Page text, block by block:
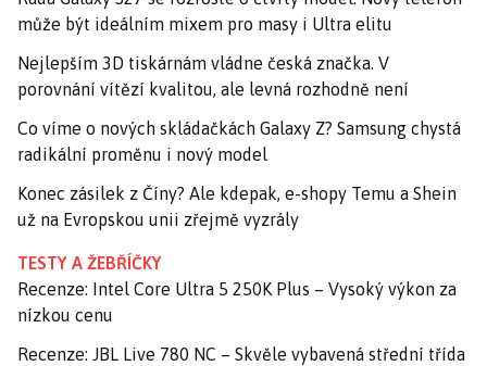
může být ideálním mixem pro masy i Ultra elitu
Nejlepším 3D tiskárnám vládne česká značka. V
porovnání vítězí kvalitou, ale levná rozhodně není
Co víme o nových skládačkách Galaxy Z? Samsung chystá
radikální proměnu i nový model
Konec zásilek z Číny? Ale kdepak, e-shopy Temu a Shein
už na Evropskou unii zřejmě vyzrály
TESTY A ŽEBŘÍČKY
Recenze: Intel Core Ultra 5 250K Plus – Vysoký výkon za
nízkou cenu
Recenze: JBL Live 780 NC – Skvěle vybavená střední třída